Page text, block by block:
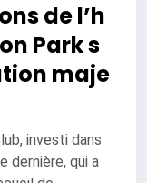
de l’h
Park s
maje
investi dans
dernière, qui a